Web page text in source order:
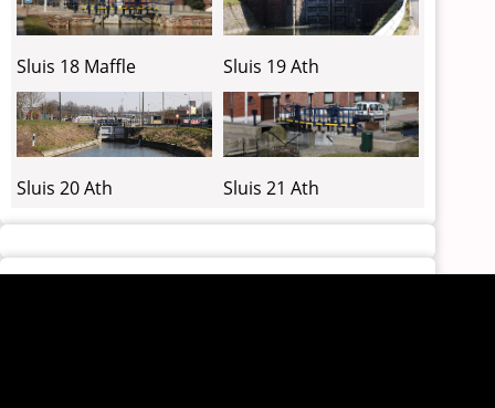
Sluis 18 Maffle Sluis 19 Ath
Sluis 20 Ath Sluis 21 Ath